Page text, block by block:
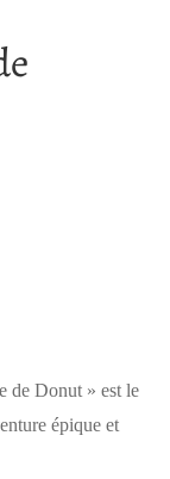
de Donut » est le
épique et